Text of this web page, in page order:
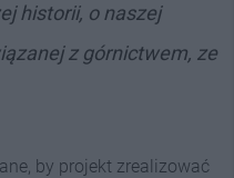
historii, o naszej
z górnictwem, ze
by projekt zrealizować